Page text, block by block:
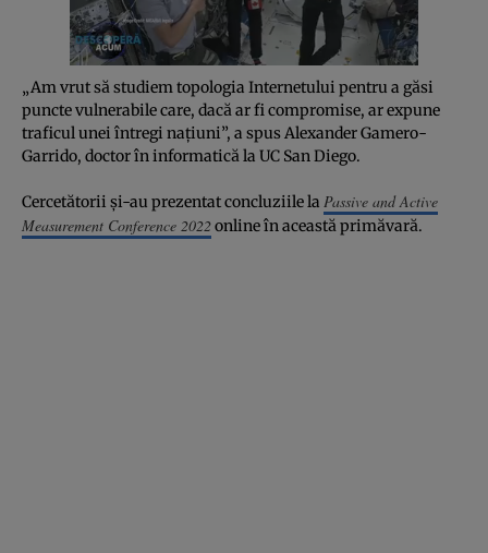
„Am vrut să studiem topologia Internetului pentru a găsi
puncte vulnerabile care, dacă ar fi compromise, ar expune
traficul unei întregi națiuni”, a spus Alexander Gamero-
Garrido, doctor în informatică la UC San Diego.
Cercetătorii și-au prezentat concluziile la Passive and Active
Measurement Conference 2022online în această primăvară.